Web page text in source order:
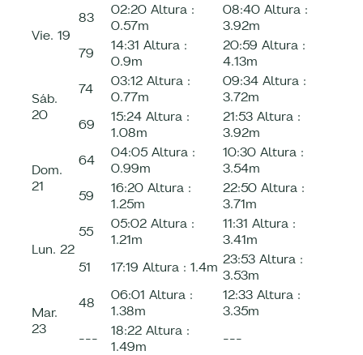
Vie. 19
83 02:20 Altura :
0.57m
08:40 Altura :
3.92m
79
14:31 Altura :
0.9m
20:59 Altura :
4.13m
Sáb.
20
74 03:12 Altura :
0.77m
09:34 Altura :
3.72m
69
15:24 Altura :
1.08m
21:53 Altura :
3.92m
Dom.
21
64 04:05 Altura :
0.99m
10:30 Altura :
3.54m
59
16:20 Altura :
1.25m
22:50 Altura :
3.71m
Lun. 22
55 05:02 Altura :
1.21m
11:31 Altura :
3.41m
51
17:19 Altura : 1.4m 23:53 Altura :
3.53m
Mar.
23
48 06:01 Altura :
1.38m
12:33 Altura :
3.35m
---
18:22 Altura :
1.49m
---